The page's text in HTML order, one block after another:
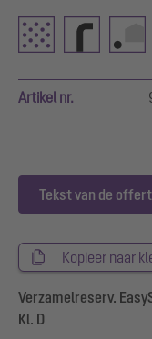
Artikel nr.
Tekst van de
Kopieer naar
Verzamelreserv.
Kl. D